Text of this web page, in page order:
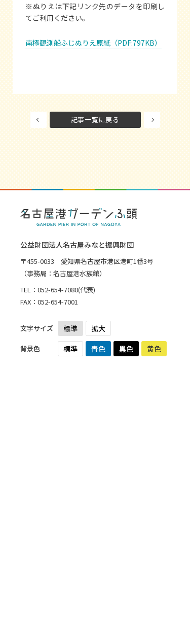
※ぬりえは下記リンク先のデータを印刷し
てご利用ください。
南極観測船ふじぬりえ原紙（PDF:797KB）
記事一覧に戻る
公益財団法人名古屋みなと振興財団
〒455-0033 愛知県名古屋市港区港町1番3号
（事務局：名古屋港水族館）
TEL： 052-654-7080(代表)
FAX：052-654-7001
文字サイズ 標準 拡大
背景色 標準 青色 黒色 黄色